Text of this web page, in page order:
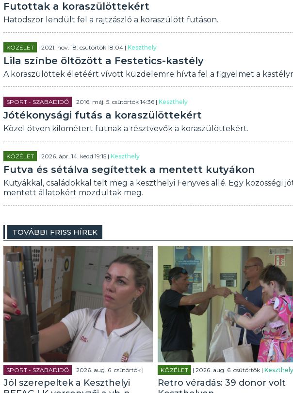
Futottak a koraszülöttekért
Hatodszor lendült fel a rajtzászló a koraszülött futáson.
KÖZÉLET | 2021. nov. 18. csütörtök 18:04 | Keszthely
Lila színbe öltözött a Festetics-kastély
A koraszülöttek életéért vívott küzdelemre hívta fel a figyelmet a
SPORT - SZABADIDŐ | 2016. máj. 5. csütörtök 14:36 | Keszthely
Jótékonysági futás a koraszülöttekért
Közel ötven kilométert futnak a résztvevők a koraszülöttekért.
KÖZÉLET | 2026. ápr. 14. kedd 19:15 | Keszthely
Futva és sétálva segítettek a mentett kutyákon
Kutyákkal, családokkal telt meg a keszthelyi Fenyves allé. Egy közösségi
mentett állatokért mozdultak meg.
TOVÁBBI FRISS HÍREK
SPORT - SZABADIDŐ | 2026. aug. 6. csütörtök |
Jól szerepeltek a Keszthelyi
KÖZÉLET | 2026. aug. 6. csütörtök | Keszthely
Retro véradás: 39 donor volt